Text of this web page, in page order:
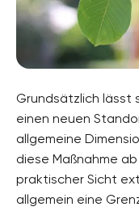
Grundsätzlich lässt
einen neuen
allgemeine
diese Maßnahme
praktischer Sicht
allgemein eine